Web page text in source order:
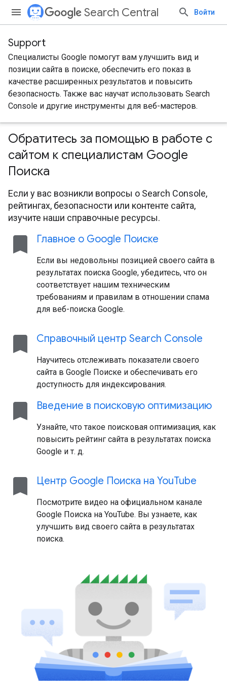
Search Central Войти
Support
Специалисты Google помогут вам улучшить вид и
позиции сайта в поиске, обеспечить его показ в
качестве расширенных результатов и повысить
безопасность. Также вас научат использовать Search
Console и другие инструменты для веб-мастеров.
Обратитесь за помощью в работе с
сайтом к специалистам Google
Поиска
Если у вас возникли вопросы о Search Console,
рейтингах, безопасности или контенте сайта,
изучите наши справочные ресурсы.
bookmark Главное о Google Поиске
Если вы недовольны позицией своего сайта в
результатах поиска Google, убедитесь, что он
соответствует нашим техническим
требованиям и правилам в отношении спама
для веб-поиска Google.
bookmark Справочный центр Search Console
Научитесь отслеживать показатели своего
сайта в Google Поиске и обеспечивать его
доступность для индексирования.
bookmark Введение в поисковую оптимизацию
Узнайте, что такое поисковая оптимизация, как
повысить рейтинг сайта в результатах поиска
Google и т. д.
bookmark Центр Google Поиска на YouTube
Посмотрите видео на официальном канале
Google Поиска на YouTube. Вы узнаете, как
улучшить вид своего сайта в результатах
поиска.